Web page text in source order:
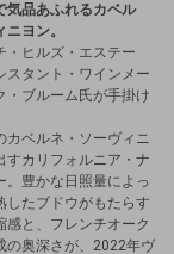
気品あふれるカベル
ヨン。
・ヒルズ・エステー
スタント・ワインメー
・ブルーム氏が手掛け
カベルネ・ソーヴィニ
すカリフォルニア・ナ
。豊かな日照量によっ
したブドウがもたらす
感と、フレンチオーク
の奥深さが、2022年ヴ